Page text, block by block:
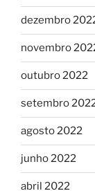
dezembro
novembro
outubro 2022
setembro
agosto 2022
junho 2022
abril 2022